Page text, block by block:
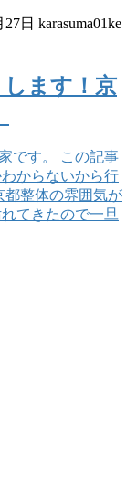
27日 karasuma01ke
ます！京
です。 この記事
からないから行
都整体の雰囲気が
てきたので一旦